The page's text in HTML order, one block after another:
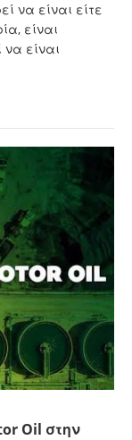
να είναι είτε
είναι
να είναι
Oil στην